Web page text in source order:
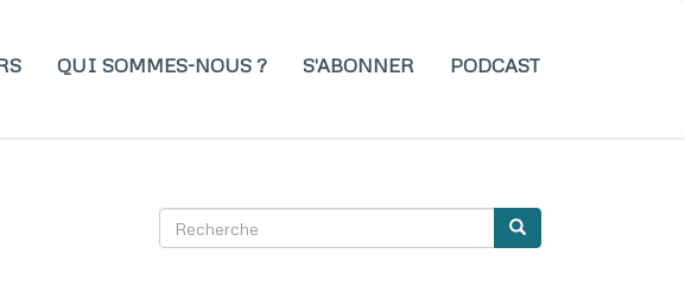
QUI SOMMES-NOUS ? S'ABONNER PODCAST
SEARCH
Recherche Recherche